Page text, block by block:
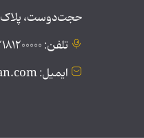
حجت‌دوست، پلاک ۱۲
تلفن: ۰۲۱۸۱۲۰۰۰۰۰
ایمیل: public@tebyan.com